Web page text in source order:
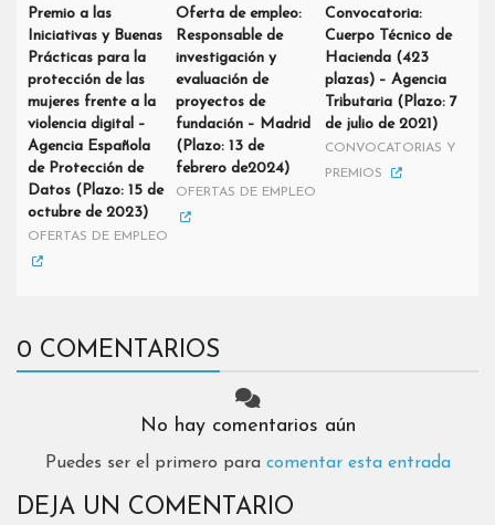
Premio a las
Iniciativas y Buenas
Prácticas para la
protección de las
mujeres frente a la
violencia digital –
Agencia Española
de Protección de
Datos (Plazo: 15 de
octubre de 2023)
OFERTAS DE EMPLEO
Oferta de empleo:
Responsable de
investigación y
evaluación de
proyectos de
fundación – Madrid
(Plazo: 13 de
febrero de2024)
OFERTAS DE EMPLEO
Convocatoria:
Cuerpo Técnico de
Hacienda (423
plazas) – Agencia
Tributaria (Plazo: 7
de julio de 2021)
CONVOCATORIAS Y
PREMIOS
0 COMENTARIOS
No hay comentarios aún
Puedes ser el primero para comentar esta entrada
DEJA UN COMENTARIO